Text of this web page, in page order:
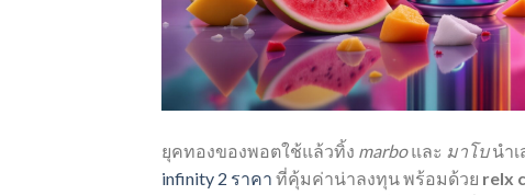
ยุคทองของพอตใช้แล้วทิ้ง marboและ มาโบนำเ
infinity 2 ราคา ที่คุ้มค่าน่าลงทุน พร้อมด้วย relx